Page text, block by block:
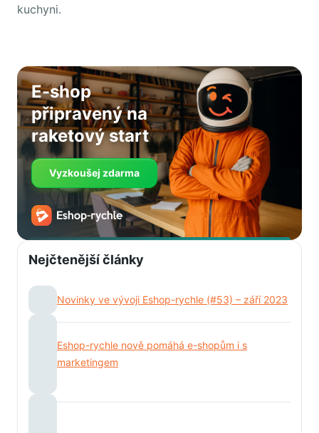
kuchyni.
E-shop
připravený na
raketový start
Vyzkoušej zdarma
Nejčtenější články
Novinky ve vývoji Eshop-rychle (#53) – září 2023
Eshop-rychle nově pomáhá e-shopům i s
marketingem